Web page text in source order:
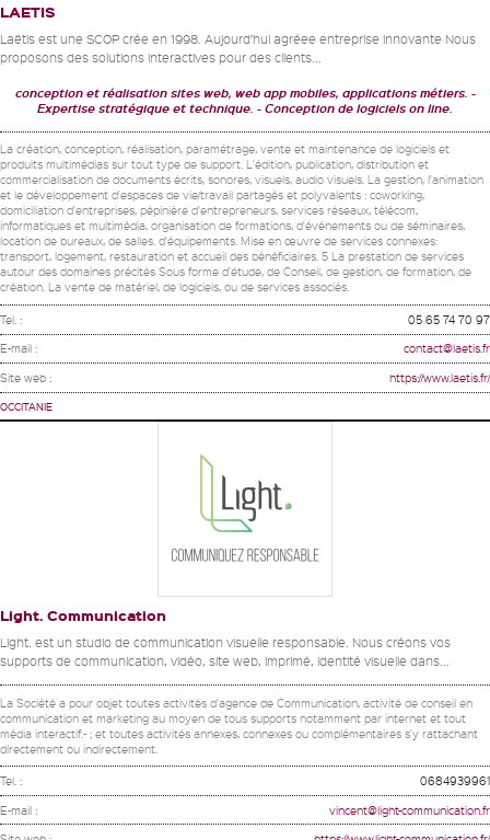
LAETIS
Laëtis est une SCOP crée en 1998. Aujourd’hui agréee entreprise innovante Nous
proposons des solutions interactives pour des clients...
conception et réalisation sites web, web app mobiles, applications métiers.
Expertise stratégique et technique.
Conception de logiciels on line.
La création, conception, réalisation, paramétrage, vente et maintenance de logiciels et
produits multimédias sur tout type de support. L'édition, publication, distribution et
commercialisation de documents écrits, sonores, visuels, audio visuels. La gestion, l'animation
et le développement d'espaces de vie/travail partagés et polyvalents : coworking,
domiciliation d'entreprises, pépinière d'entrepreneurs, services réseaux, télécom,
informatiques et multimédia, organisation de formations, d'événements ou de séminaires,
location de bureaux, de salles. d'équipements. Mise en œuvre de services connexes:
transport, logement, restauration et accueil des bénéficiaires. 5 La prestation de services
autour des domaines précités Sous forme d'étude, de Conseil, de gestion, de formation, de
création. La vente de matériel, de logiciels, ou de services associés.
Tel. : 05 65 74 70 97
E-mail : contact@laetis.fr
Site web : https://www.laetis.fr/
OCCITANIE
Light. Communication
Light. est un studio de communication visuelle responsable. Nous créons vos
supports de communication, vidéo, site web, imprimé, identité visuelle dans...
La Société a pour objet toutes activités d'agence de Communication, activité de conseil en
communication et marketing au moyen de tous supports notamment par internet et tout
média interactif.- ; et toutes activités annexes, connexes ou complémentaires s'y rattachant
directement ou indirectement.
Tel. : 0684939961
E-mail : vincent@light-communication.fr